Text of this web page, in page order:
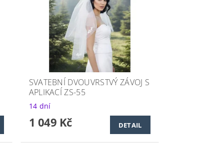
SVATEBNÍ DVOUVRSTVÝ ZÁVOJ S
APLIKACÍ ZS-55
14 dní
1 049 Kč DETAIL